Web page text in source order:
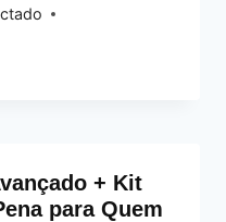
+ Kit
para Quem